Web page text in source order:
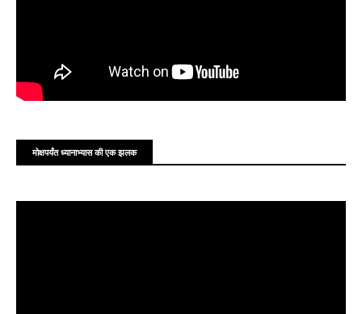
मोक्षपर्यंत ध्यानाभ्यास की एक झलक